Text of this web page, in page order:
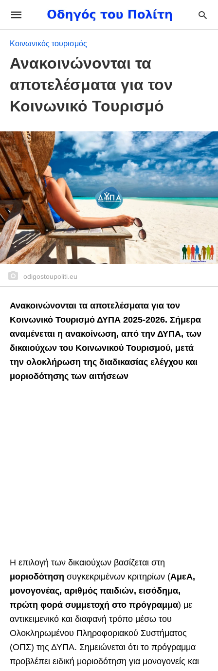
Κοινωνικός τουρισμός
Ανακοινώνονται τα
αποτελέσματα για τον
Κοινωνικό Τουρισμό
odigostoupoliti.eu
Ανακοινώνονται τα αποτελέσματα για τον
Κοινωνικό Τουρισμό ΔΥΠΑ 2025-2026. Σήμερα
αναμένεται η ανακοίνωση, από την ΔΥΠΑ, των
δικαιούχων του Κοινωνικού Τουρισμού, μετά
την ολοκλήρωση της διαδικασίας ελέγχου και
μοριοδότησης των αιτήσεων
Η επιλογή των δικαιούχων βασίζεται στη
μοριοδότηση συγκεκριμένων κριτηρίων (ΑμεΑ,
μονογονέας, αριθμός παιδιών, εισόδημα,
πρώτη φορά συμμετοχή στο πρόγραμμα) με
αντικειμενικό και διαφανή τρόπο μέσω του
Ολοκληρωμένου Πληροφοριακού Συστήματος
(ΟΠΣ) της ΔΥΠΑ. Σημειώνεται ότι το πρόγραμμα
προβλέπει ειδική μοριοδότηση για μονογονείς και